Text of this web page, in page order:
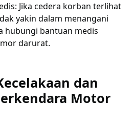
Jika cedera korban terlihat
yakin dalam menangani
hubungi bantuan medis
darurat.
dan
Motor